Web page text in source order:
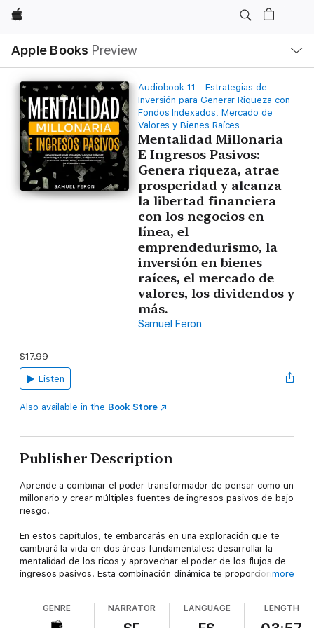
Apple
Apple Books Preview
Nav
Open
Menu
Audiobook 11 - Estrategias de
Inversión para Generar Riqueza con
Fondos Indexados, Mercado de
Valores y Bienes Raíces
Mentalidad Millonaria
E Ingresos Pasivos:
Genera riqueza, atrae
prosperidad y alcanza
la libertad financiera
con los negocios en
línea, el
emprendedurismo, la
inversión en bienes
raíces, el mercado de
valores, los dividendos y
más.
Samuel Feron
$17.99
Listen
Also available in the Book Store
Publisher Description
Aprende a combinar el poder transformador de pensar como un
millonario y crear múltiples fuentes de ingresos pasivos de bajo
riesgo.
En estos capítulos, te embarcarás en una exploración que te
cambiará la vida en dos áreas fundamentales: desarrollar la
mentalidad de los ricos y aprovechar el poder de los flujos de
ingresos pasivos. Esta combinación dinámica te proporcionará la
Los aspectos más destacados incluyen:
more
GENRE NARRATOR LANGUAGE LENGTH